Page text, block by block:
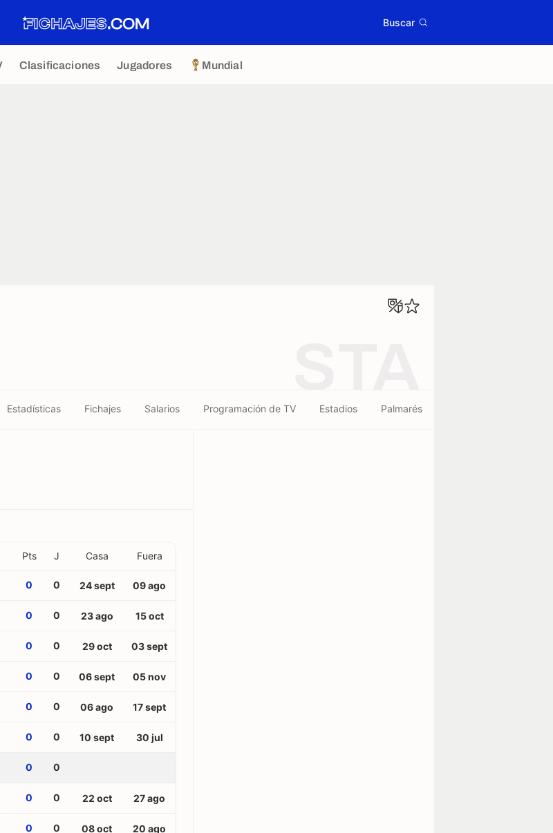
Buscar
Clasificaciones Jugadores Mundial
Estadísticas Fichajes Salarios Programación de TV Estadios Palmarés
Pts J Casa Fuera
0 0 24 sept 09 ago
0 0 23 ago 15 oct
0 0 29 oct 03 sept
0 0 06 sept 05 nov
0 0 06 ago 17 sept
0 0 10 sept 30 jul
0 0
0 0 22 oct 27 ago
0 0 08 oct 20 ago